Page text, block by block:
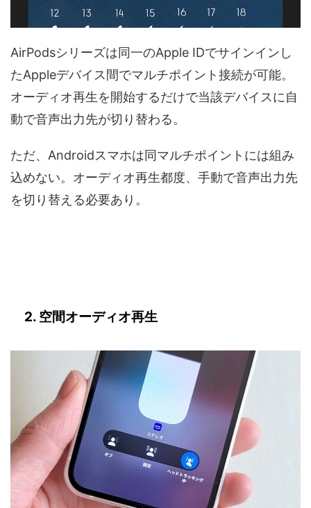
AirPodsシリーズは同一のApple IDでサインインし
たAppleデバイス間でマルチポイント接続が可能。
オーディオ再生を開始するだけで当該デバイスに自
動で音声出力先が切り替わる。
ただ、Androidスマホは同マルチポイントには組み
込めない。オーディオ再生都度、手動で音声出力先
を切り替える必要あり。
2. 空間オーディオ再生